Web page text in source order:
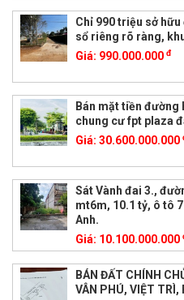
Chỉ 990 triệu sở
sổ riêng rõ ràng,
Giá: 990.000.000 đ
Bán mặt tiền
chung cư fpt plaza
Giá: 30.600.000.000
Sát Vành đai 3.,
mt6m, 10.1 tỷ, ô tô
Anh.
Giá: 10.100.000.000
BÁN ĐẤT CHÍNH
VÂN PHÚ, VIỆT TRÌ,